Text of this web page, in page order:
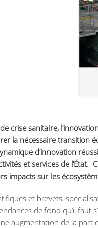
crise sanitaire,
la nécessaire transition
d’innovation
et services de
impacts sur les
et brevets,
de fond qu’il
augmentation de la part